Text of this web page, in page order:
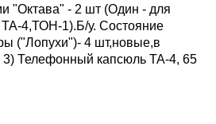
"Октава" - 2 шт (Один - для
4,ТОН-1).Б/у. Состояние
("Лопухи")- 4 шт,новые,в
3) Телефонный капсюль ТА-4, 65